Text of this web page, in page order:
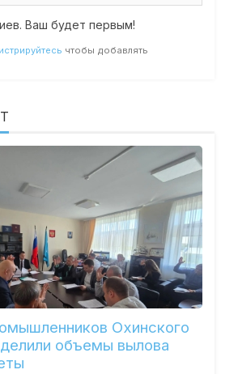
Ваш будет первым!
чтобы добавлять
Охинского
объемы вылова